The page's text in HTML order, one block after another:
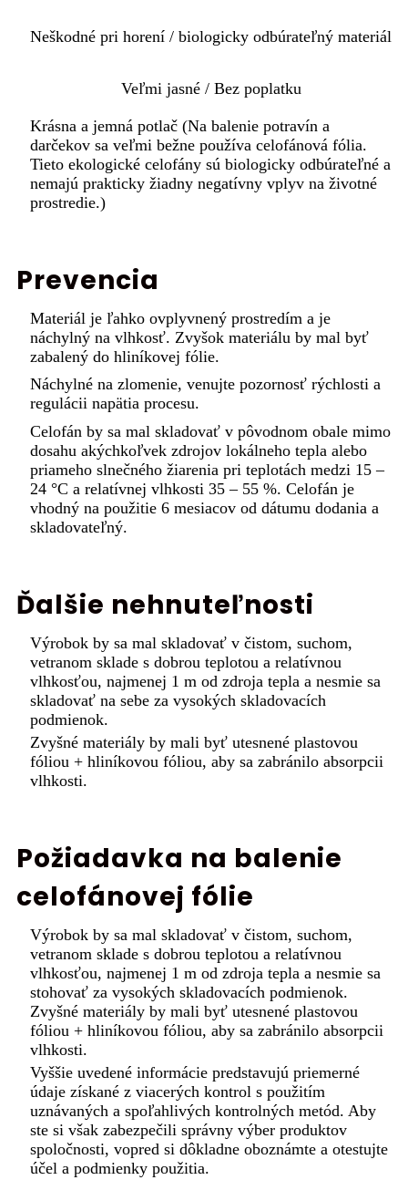
Neškodné pri horení / biologicky odbúrateľný materiál
Veľmi jasné / Bez poplatku
Krásna a jemná potlač (Na balenie potravín a
darčekov sa veľmi bežne používa celofánová fólia.
Tieto ekologické celofány sú biologicky odbúrateľné a
nemajú prakticky žiadny negatívny vplyv na životné
prostredie.)
Prevencia
Materiál je ľahko ovplyvnený prostredím a je
náchylný na vlhkosť. Zvyšok materiálu by mal byť
zabalený do hliníkovej fólie.
Náchylné na zlomenie, venujte pozornosť rýchlosti a
regulácii napätia procesu.
Celofán by sa mal skladovať v pôvodnom obale mimo
dosahu akýchkoľvek zdrojov lokálneho tepla alebo
priameho slnečného žiarenia pri teplotách medzi 15 –
24 °C a relatívnej vlhkosti 35 – 55 %. Celofán je
vhodný na použitie 6 mesiacov od dátumu dodania a
skladovateľný.
Ďalšie nehnuteľnosti
Výrobok by sa mal skladovať v čistom, suchom,
vetranom sklade s dobrou teplotou a relatívnou
vlhkosťou, najmenej 1 m od zdroja tepla a nesmie sa
skladovať na sebe za vysokých skladovacích
podmienok.
Zvyšné materiály by mali byť utesnené plastovou
fóliou + hliníkovou fóliou, aby sa zabránilo absorpcii
vlhkosti.
Požiadavka na balenie
celofánovej fólie
Výrobok by sa mal skladovať v čistom, suchom,
vetranom sklade s dobrou teplotou a relatívnou
vlhkosťou, najmenej 1 m od zdroja tepla a nesmie sa
stohovať za vysokých skladovacích podmienok.
Zvyšné materiály by mali byť utesnené plastovou
fóliou + hliníkovou fóliou, aby sa zabránilo absorpcii
vlhkosti.
Vyššie uvedené informácie predstavujú priemerné
údaje získané z viacerých kontrol s použitím
uznávaných a spoľahlivých kontrolných metód. Aby
ste si však zabezpečili správny výber produktov
spoločnosti, vopred si dôkladne oboznámte a otestujte
účel a podmienky použitia.